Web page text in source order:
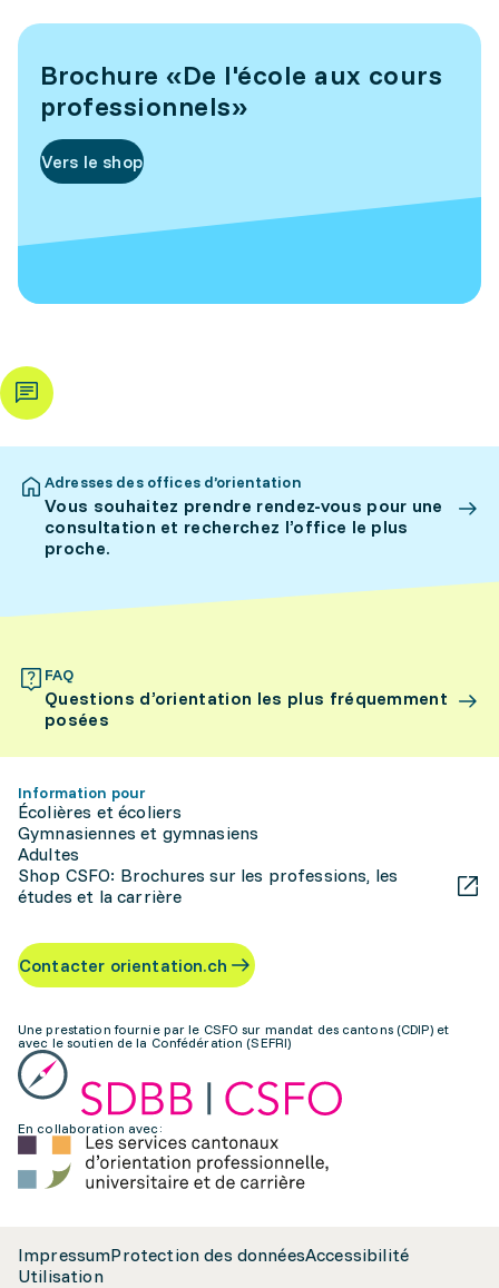
Brochure «De l'école aux cours
professionnels»
Vers le shop
Adresses des offices d’orientation
Vous souhaitez prendre rendez-vous pour une
consultation et recherchez l’office le plus
proche.
FAQ
Questions d’orientation les plus fréquemment
posées
Information pour
Écolières et écoliers
Gymnasiennes et gymnasiens
Adultes
Shop CSFO: Brochures sur les professions, les
études et la carrière
Contacter orientation.ch
Une prestation fournie par le CSFO sur mandat des cantons (CDIP) et
avec le soutien de la Confédération (SEFRI)
En collaboration avec:
ImpressumProtection des donnéesAccessibilité
Utilisation